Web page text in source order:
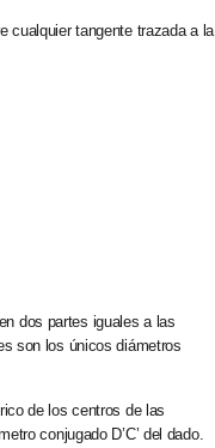
cualquier tangente trazada a la
dos partes iguales a las
son los únicos diámetros
de los centros de las
conjugado D’C’ del dado.